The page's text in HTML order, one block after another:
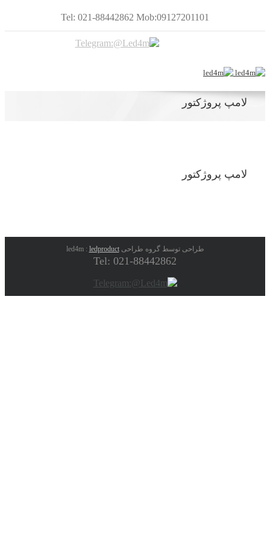
Tel: 021-88442862 Mob:09127201101
لامپ پروژکتور
لامپ پروژکتور
طراحی توسط گروه طراحی led4m :ledproduct
Tel: 021-88442862